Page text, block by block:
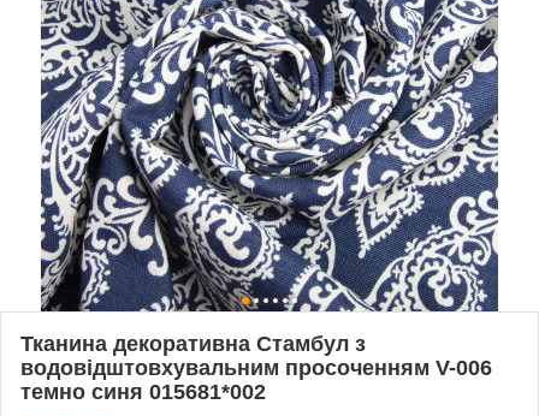
Тканина декоративна Стамбул з
водовідштовхувальним просоченням V-006
темно синя 015681*002